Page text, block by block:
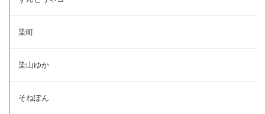
染町
染山ゆか
そねぽん